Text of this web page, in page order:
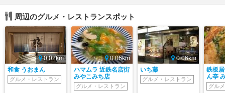
周辺のグルメ・レストランスポット
0.02km
和食 うおまん
グルメ・レストラン
0.06km
ハマムラ 近鉄名店街
みやこみち店
グルメ・レストラン
0.06km
いち藤
グルメ・レストラン
鉄板
ん亭
グル